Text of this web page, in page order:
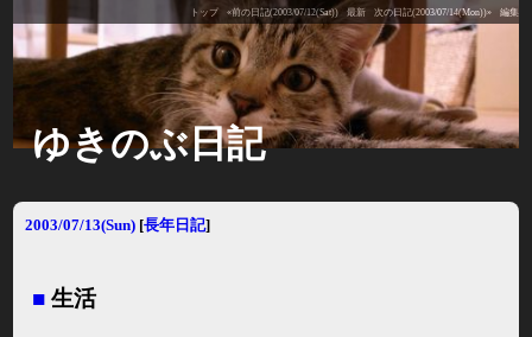
トップ «前の日記(2003/07/12(Sat)) 最新 次の日記(2003/07/14(Mon))» 編集
ゆきのぶ日記
2003/07/13(Sun) [長年日記]
■ 生活